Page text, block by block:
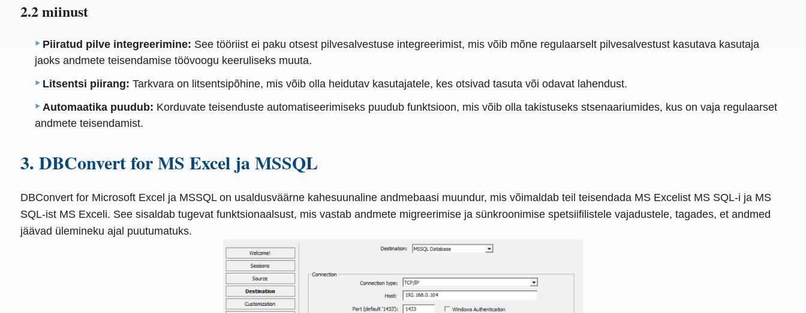
2.2 miinust
Piiratud pilve integreerimine: See tööriist ei paku otsest pilvesalvestuse integreerimist, mis võib mõne regulaarselt pilvesalvestust kasutava kasutaja
jaoks andmete teisendamise töövoogu keeruliseks muuta.
Litsentsi piirang: Tarkvara on litsentsipõhine, mis võib olla heidutav kasutajatele, kes otsivad tasuta või odavat lahendust.
Automaatika puudub: Korduvate teisenduste automatiseerimiseks puudub funktsioon, mis võib olla takistuseks stsenaariumides, kus on vaja regulaarset
andmete teisendamist.
3. DBConvert for MS Excel ja MSSQL
DBConvert for Microsoft Excel ja MSSQL on usaldusväärne kahesuunaline andmebaasi muundur, mis võimaldab teil teisendada MS Excelist MS SQL-i ja MS
SQL-ist MS Exceli. See sisaldab tugevat funktsionaalsust, mis vastab andmete migreerimise ja sünkroonimise spetsiifilistele vajadustele, tagades, et andmed
jäävad ülemineku ajal puutumatuks.